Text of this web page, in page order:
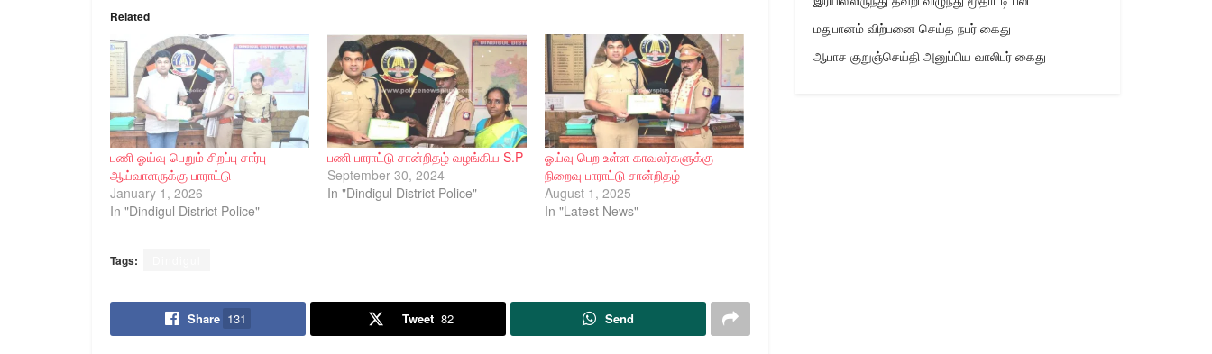
Related
பணி ஓய்வு பெறும் சிறப்பு சார்பு
ஆய்வாளருக்கு பாராட்டு
January 1, 2026
In "Dindigul District Police"
பணி பாராட்டு சான்றிதழ் வழங்கிய S.P
September 30, 2024
In "Dindigul District Police"
ஓய்வு பெற உள்ள காவலர்களுக்கு
நிறைவு பாராட்டு சான்றிதழ்
August 1, 2025
In "Latest News"
Tags:
Share 131 Tweet 82 Send
மதுபானம் விற்பனை செய்த நபர் கைது
ஆபாச குறுஞ்செய்தி அனுப்பிய வாலிபர் கைது